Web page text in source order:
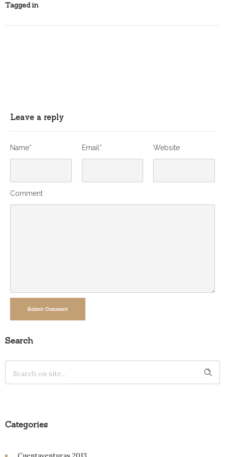
Tagged in
Leave a reply
Name* Email* Website
Comment
Submit Comment
Search
Categories